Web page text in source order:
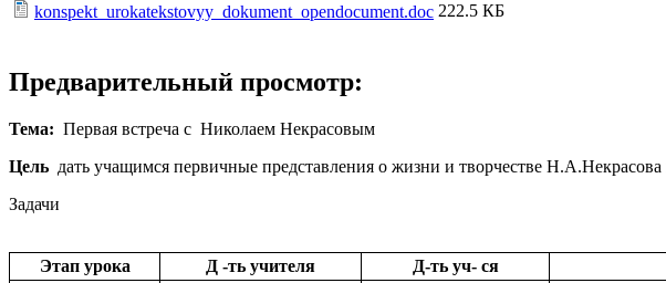
konspekt_urokatekstovyy_dokument_opendocument.doc 222.5 КБ
Предварительный просмотр:
Тема: Первая встреча с Николаем Некрасовым
Цель дать учащимся первичные представления о жизни и творчестве
Задачи
Этап урока Д -ть учителя Д-ть уч- ся